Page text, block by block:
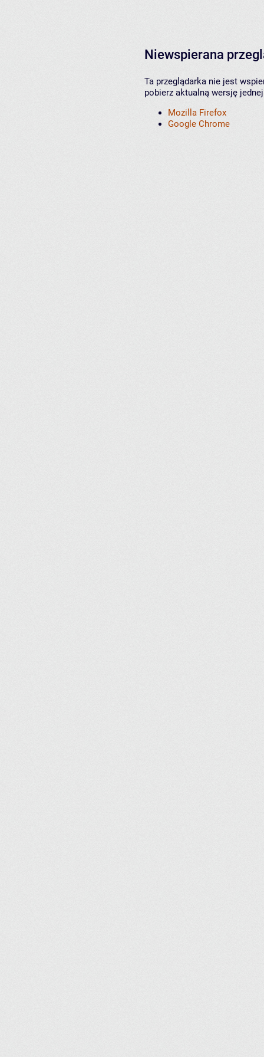
Niewspierana
Ta przeglądarka nie jest
pobierz aktualną wersję
Mozilla Firefox
Google Chrome